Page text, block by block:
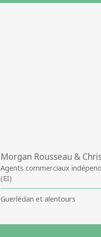
Agents commerciaux
(EI)
Guerlédan et alentours